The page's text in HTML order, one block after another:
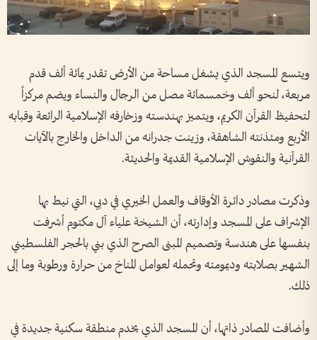
ويتسع المسجد الذي يشغل مساحة من الأرض تقدر بمائة ألف قدم
مربعة، لنحو ألف وخمسمائة مصل من الرجال والنساء ويضم مركزاً
لتحفيظ القرآن الكريم، ويتميز بهندسته وزخارفه الإسلامية الرائعة وقبابه
الأربع ومئذنته الشاهقة، وزينت جدرانه من الداخل والخارج بالآيات
القرآنية والنقوش الإسلامية القديمة والحديثة.
وذكرت مصادر دائرة الأوقاف والعمل الخيري في دبي، التي نيط بها
الإشراف على المسجد وإدارته، أن الشيخة علياء آل مكتوم أشرفت
بنفسها على هندسة وتصميم المبنى الصرح الذي بني بالحجر الفلسطيني
الشهير بصلابته وديمومته وتحمله لعوامل المناخ من حرارة ورطوبة وما إلى
ذلك.
وأضافت المصادر ذاتها، أن المسجد الذي يخدم منطقة سكنية جديدة في